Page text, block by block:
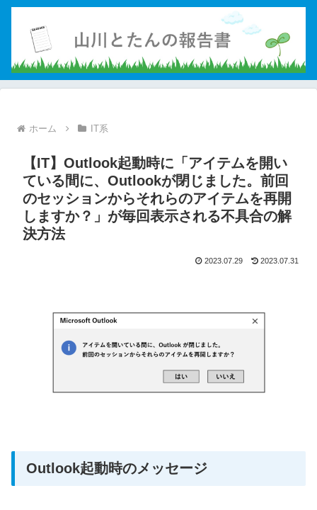
ホーム IT系
【IT】Outlook起動時に「アイテムを開い
ている間に、Outlookが閉じました。前回
のセッションからそれらのアイテムを再開
しますか？」が毎回表示される不具合の解
決方法
2023.07.29 2023.07.31
Outlook起動時のメッセージ